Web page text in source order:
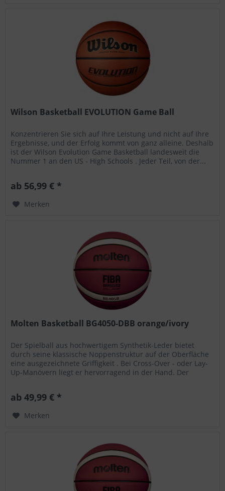
Wilson Basketball EVOLUTION Game Ball
Konzentrieren Sie sich auf Ihre Leistung und nicht auf Ihre
Ergebnisse, und der Erfolg kommt von ganz alleine. Deshalb
ist der Wilson Evolution Game Basketball landesweit die
Nummer 1 an den US - High Schools . Jeder Teil, von der...
ab 56,99 € *
Merken
Molten Basketball BG4050-DBB orange/ivory
Der Spielball aus hochwertigem Synthetik-Leder bietet
durch seine klassische Noppenstruktur auf der Oberfläche
eine ausgezeichnete Griffigkeit . Bei Cross-Over - oder Lay-
Up-Manövern liegt er hervorragend in der Hand. Der
ab 49,99 € *
Merken